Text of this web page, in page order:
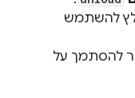
להשתמש
להסתמך על